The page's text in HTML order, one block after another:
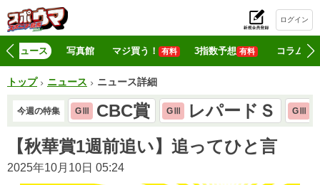
ログイン
ニュース 写真館 マジ買う！ 有料 3指数予想 有料 コラム
トップ ニュース ニュース詳細
今週の特集 GⅢ CBC賞 GⅢ レパードＳ GⅢ
【秋華賞1週前追い】追ってひと言
2025年10月10日 05:24